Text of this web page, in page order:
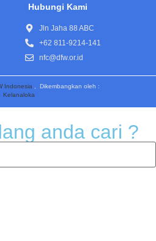
Hubungi Kami
Jln Jaha 88 ABC
+62 811-9214-141
nfc@dfw.or.id
Indonesia , Dikembangkan oleh :
Kelanaloka
anda cari ?